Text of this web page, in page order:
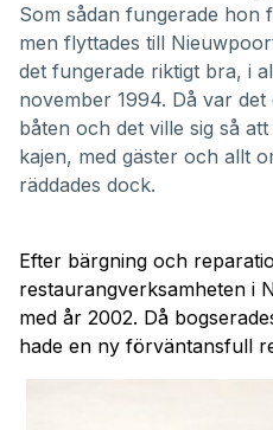
Som sådan fungerade hon
men flyttades till
det fungerade riktigt bra, i
november 1994. Då var
båten och det ville sig så
kajen, med gäster och allt
räddades dock.
Efter bärgning och
restaurangverksamheten i
med år 2002. Då
hade en ny förväntansfull